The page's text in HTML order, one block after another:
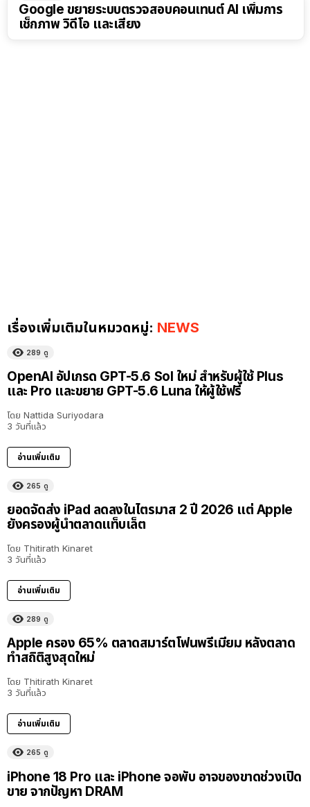
Google ขยายระบบตรวจสอบคอนเทนต์ AI เพิ่มการ
เช็กภาพ วิดีโอ และเสียง
เรื่องเพิ่มเติมในหมวดหมู่: NEWS
289 ดู
OpenAI อัปเกรด GPT-5.6 Sol ใหม่ สำหรับผู้ใช้ Plus
และ Pro และขยาย GPT-5.6 Luna ให้ผู้ใช้ฟรี
โดย Nattida Suriyodara
3 วันที่แล้ว
อ่านเพิ่มเติม
265 ดู
ยอดจัดส่ง iPad ลดลงในไตรมาส 2 ปี 2026 แต่ Apple
ยังครองผู้นำตลาดแท็บเล็ต
โดย Thitirath Kinaret
3 วันที่แล้ว
อ่านเพิ่มเติม
289 ดู
Apple ครอง 65% ตลาดสมาร์ตโฟนพรีเมียม หลังตลาด
ทำสถิติสูงสุดใหม่
โดย Thitirath Kinaret
3 วันที่แล้ว
อ่านเพิ่มเติม
265 ดู
iPhone 18 Pro และ iPhone จอพับ อาจของขาดช่วงเปิด
ขาย จากปัญหา DRAM